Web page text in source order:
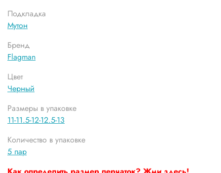
Подкладка
Мутон
Бренд
Flagman
Цвет
Черный
Размеры в упаковке
11-11.5-12-12.5-13
Количество в упаковке
5 пар